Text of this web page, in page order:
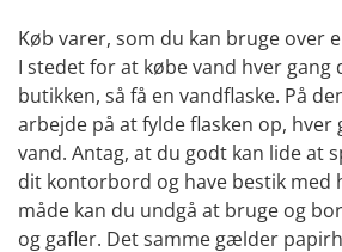
Køb varer, som du kan bruge over
I stedet for at købe vand hver gang
butikken, så få en vandflaske. På
arbejde på at fylde flasken op, hver
vand. Antag, at du godt kan lide at
dit kontorbord og have bestik med
måde kan du undgå at bruge og
og gafler. Det samme gælder